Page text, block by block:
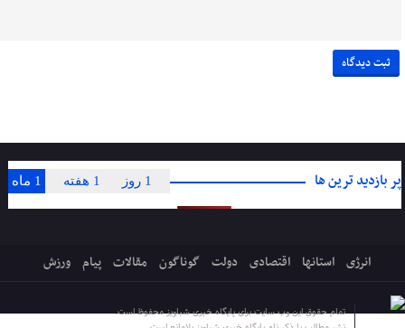
پر بازدید ترین ها 1 ماه 1 هفته 1 روز
انرژی استانها اقتصادی دولت گوناگون مقالات پیام ورزش
تمام حقوق این وب سایت برای پایگاه خبری شباویز محفوظ است.